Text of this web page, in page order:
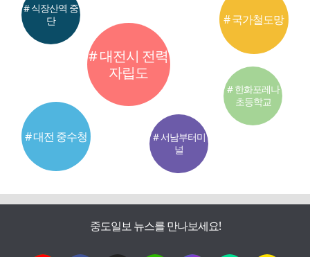
# 대전시 전력
자립도
# 대전 중수청
# 국가철도망
# 식장산역 중
단
# 서남부터미
널
# 한화포레나
초등학교
중도일보 뉴스를 만나보세요!